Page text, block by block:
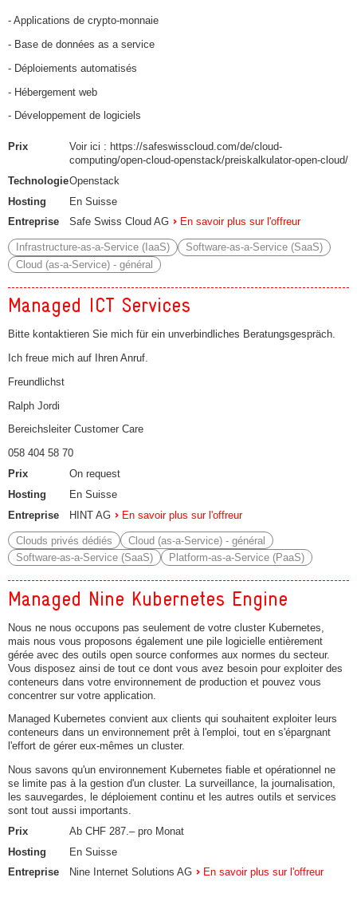
- Applications de crypto-monnaie
- Base de données as a service
- Déploiements automatisés
- Hébergement web
- Développement de logiciels
Prix
Voir ici : https://safeswisscloud.com/de/cloud-
computing/open-cloud-openstack/preiskalkulator-open-cloud/
TechnologieOpenstack
Hosting
En Suisse
Entreprise
Safe Swiss Cloud AG En savoir plus sur l'offreur
Infrastructure-as-a-Service (IaaS)
Software-as-a-Service (SaaS)
Cloud (as-a-Service) - général
Managed ICT Services
Bitte kontaktieren Sie mich für ein unverbindliches Beratungsgespräch.
Ich freue mich auf Ihren Anruf.
Freundlichst
Ralph Jordi
Bereichsleiter Customer Care
058 404 58 70
Prix
On request
Hosting
En Suisse
Entreprise
HINT AG En savoir plus sur l'offreur
Clouds privés dédiés
Cloud (as-a-Service) - général
Software-as-a-Service (SaaS)
Platform-as-a-Service (PaaS)
Managed Nine Kubernetes Engine
Nous ne nous occupons pas seulement de votre cluster Kubernetes,
mais nous vous proposons également une pile logicielle entièrement
gérée avec des outils open source conformes aux normes du secteur.
Vous disposez ainsi de tout ce dont vous avez besoin pour exploiter des
conteneurs dans votre environnement de production et pouvez vous
concentrer sur votre application.
Managed Kubernetes convient aux clients qui souhaitent exploiter leurs
conteneurs dans un environnement prêt à l'emploi, tout en s'épargnant
l'effort de gérer eux-mêmes un cluster.
Nous savons qu'un environnement Kubernetes fiable et opérationnel ne
se limite pas à la gestion d'un cluster. La surveillance, la journalisation,
les sauvegardes, le déploiement continu et les autres outils et services
sont tout aussi importants.
Prix
Ab CHF 287.– pro Monat
Hosting
En Suisse
Entreprise
Nine Internet Solutions AG En savoir plus sur l'offreur